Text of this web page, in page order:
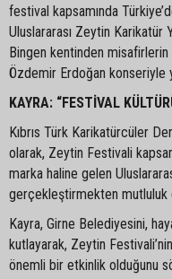
festival kapsamında
Uluslararası Zeytin Karikatür
Bingen kentinden misafirlerin
Özdemir Erdoğan konseriyle
KAYRA: “FESTİVAL
Kıbrıs Türk Karikatürcüler
olarak, Zeytin Festivali
marka haline gelen
gerçekleştirmekten mutluluk
Kayra, Girne Belediyesini,
kutlayarak, Zeytin
önemli bir etkinlik olduğunu